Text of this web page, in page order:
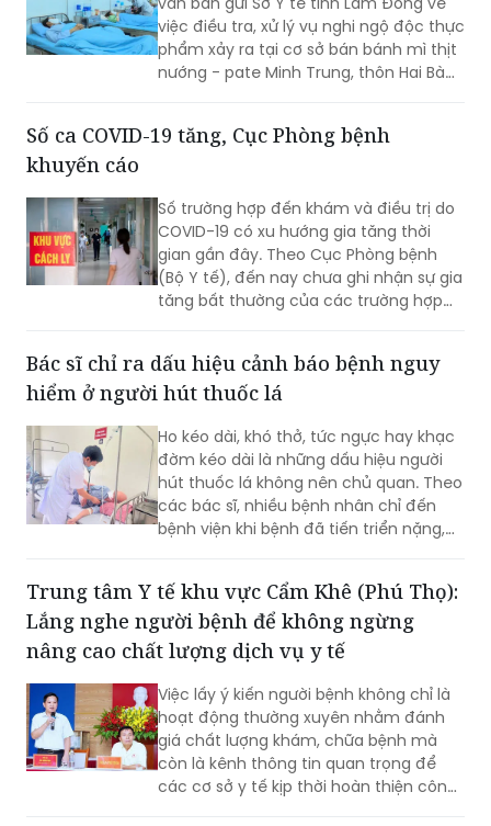
nướng - pate Minh Trung, thôn Hai Bà
Trưng, xã Nam Ban Lâm Hà.
Số ca COVID-19 tăng, Cục Phòng bệnh
Số trường hợp đến khám và điều trị do
gian gần đây. Theo Cục Phòng bệnh
(Bộ Y tế), đến nay chưa ghi nhận sự gia
tăng bất thường của các trường hợp
nặng hoặc tử vong do COVID-19. Tuy
nhiên, mọi người, đặc biệt 6 nhóm
người có nguy cơ cao vẫn phải chủ
Bác sĩ chỉ ra dấu hiệu cảnh báo bệnh nguy
Ho kéo dài, khó thở, tức ngực hay khạc
đờm kéo dài là những dấu hiệu người
hút thuốc lá không nên chủ quan. Theo
các bác sĩ, nhiều bệnh nhân chỉ đến
bệnh viện khi bệnh đã tiến triển nặng,
trong khi phần lớn các bệnh lý hô hấp
nguy hiểm như bệnh phổi tắc nghẽn
mạn tính (COPD), viêm phế quản mạn
việc hút thuốc lá hoặc thường xuyên
tiếp xúc với khói thuốc.
Trung tâm Y tế khu vực Cẩm Khê (Phú Thọ):
nâng cao chất lượng dịch vụ y tế
Việc lấy ý kiến người bệnh không chỉ là
hoạt động thường xuyên nhằm đánh
giá chất lượng khám, chữa bệnh mà
còn là kênh thông tin quan trọng để
các cơ sở y tế kịp thời hoàn thiện công
tác quản lý, nâng cao chất lượng phục
vụ. Với tinh thần lấy người bệnh làm
trung tâm, Trung tâm Y tế khu vực
84 người nhập viện sau khi ăn bánh mì ở